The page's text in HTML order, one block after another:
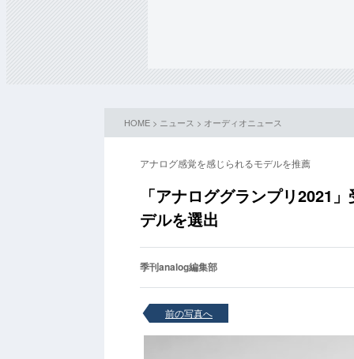
HOME > ニュース > オーディオニュース
アナログ感覚を感じられるモデルを推薦
「アナロググランプリ
デルを選出
季刊analog編集部
前の写真へ